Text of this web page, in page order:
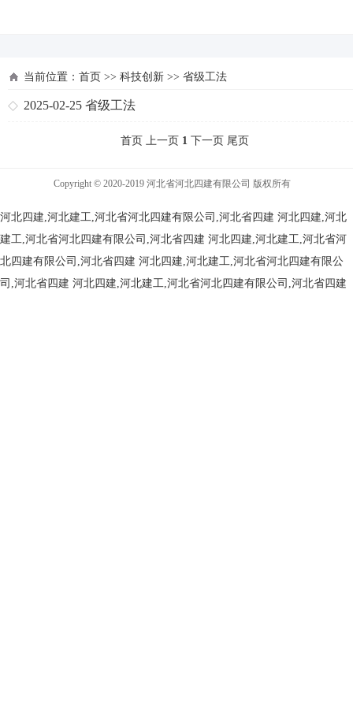
当前位置： 首页 >> 科技创新 >> 省级工法
2025-02-25 省级工法
首页 上一页 1 下一页 尾页
Copyright © 2020-2019 河北省河北四建有限公司 版权所有
河北四建,河北建工,河北省河北四建有限公司,河北省四建 河北四建,河北
建工,河北省河北四建有限公司,河北省四建 河北四建,河北建工,河北省河
北四建有限公司,河北省四建 河北四建,河北建工,河北省河北四建有限公
司,河北省四建 河北四建,河北建工,河北省河北四建有限公司,河北省四建